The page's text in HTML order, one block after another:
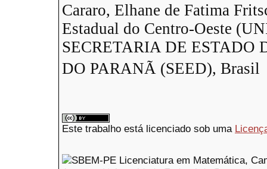
Cararo, Elhane de Fatima
Estadual do Centro-Oeste
SECRETARIA DE ESTADO
DO PARANÃ (SEED), Brasil
Este trabalho está licenciado sob uma